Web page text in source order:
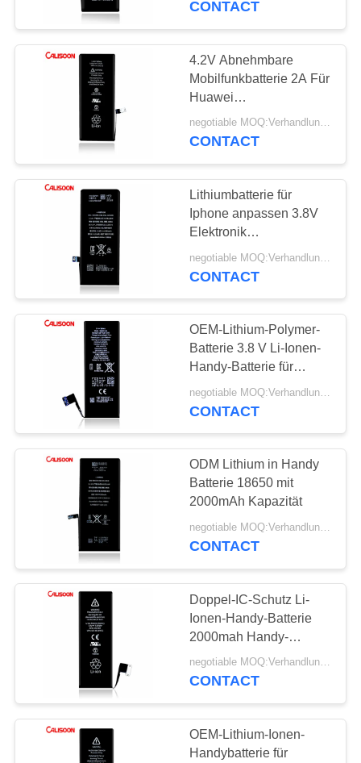
CONTACT
4.2V Abnehmbare
Mobilfunkbatterie 2A Für
Huawei
Mobilfunkbatterie
negotiable MOQ:Verhandlungsfähig
CONTACT
Lithiumbatterie für
Iphone anpassen 3.8V
Elektronik
Lithiumbatterie
CONTACT
OEM-Lithium-Polymer-
Batterie 3.8 V Li-Ionen-
Handy-Batterie für
Iphone 6s
negotiable MOQ:Verhandlungsfähig
CONTACT
ODM Lithium in Handy
Batterie 18650 mit
2000mAh Kapazität
negotiable MOQ:Verhandlungsfähig
CONTACT
Doppel-IC-Schutz Li-
Ionen-Handy-Batterie
2000mah Handy-
Batterie
negotiable MOQ:Verhandlungsfähig
CONTACT
OEM-Lithium-Ionen-
Handybatterie für